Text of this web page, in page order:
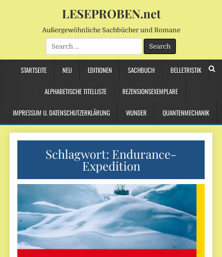
LESEPROBEN.net
Außergewöhnliche Sachbücher und Romane
Search
for:
STARTSEITE NEU EDITIONEN SACHBUCH BELLETRISTIK
ALPHABETISCHE TITELLISTE REZENSIONSEXEMPLARE
IMPRESSUM U. DATENSCHUTZERKLÄRUNG WUNDER QUANTENMECHANIK
Schlagwort: Endurance-
Expedition